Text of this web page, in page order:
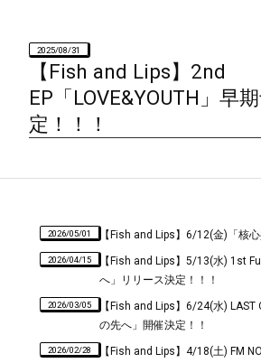
2025/08/31
【Fish and Lips】2nd
EP「LOVE&YOUTH」早
定！！！
2026/05/01 【Fish and Lips】6/12(金)「核
2026/04/15
【Fish and Lips】5/13(水) 1st
へ」リリース決定！！！
2026/03/05
【Fish and Lips】6/24(水) LAST
の先へ」開催決定！！
2026/02/28
【Fish and Lips】4/18(土) FM